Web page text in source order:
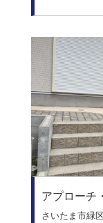
アプローチ
さいたま市緑